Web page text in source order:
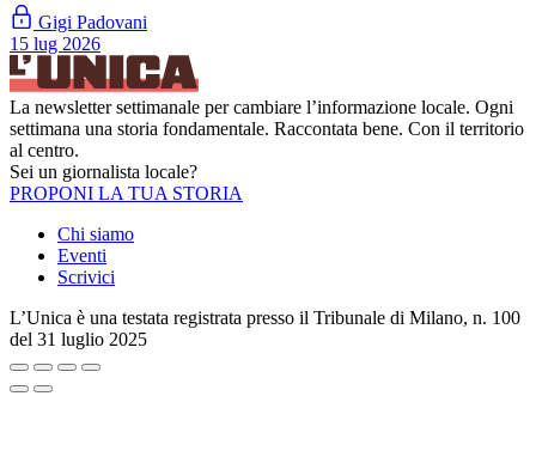
Gigi Padovani
15 lug 2026
La newsletter settimanale per cambiare l’informazione locale. Ogni
settimana una storia fondamentale. Raccontata bene. Con il territorio
al centro.
Sei un giornalista locale?
PROPONI LA TUA STORIA
Chi siamo
Eventi
Scrivici
L’Unica è una testata registrata presso il Tribunale di Milano, n. 100
del 31 luglio 2025